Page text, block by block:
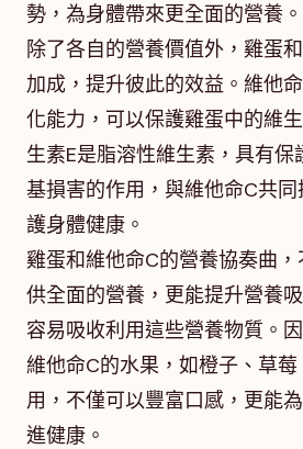
勢，為身體帶來更全面的營養。
除了各自的營養價值外，雞蛋
加成，提升彼此的效益。維他
化能力，可以保護雞蛋中的維
生素E是脂溶性維生素，具有保
基損害的作用，與維他命C共
護身體健康。
雞蛋和維他命C的營養協奏曲
供全面的營養，更能提升營養
容易吸收利用這些營養物質。
維他命C的水果，如橙子、草
用，不僅可以豐富口感，更能
進健康。